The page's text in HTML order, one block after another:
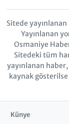
Sitede
Yayınlanan
Osmaniye
Sitedeki tüm
yayınlanan haber,
kaynak
Künye